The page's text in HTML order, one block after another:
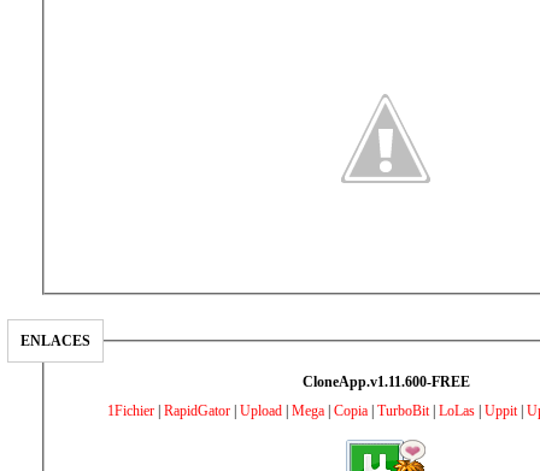
ENLACES
CloneApp.v1.11.600-FREE
1Fichier| RapidGator| Upload| Mega| Copia| TurboBit| LoLas| Uppit|